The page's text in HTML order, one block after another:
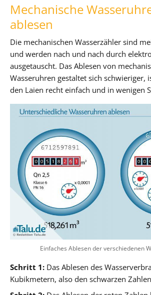
Mechanische
ablesen
Die mechanischen Wasserzähler sind
und werden nach und nach durch
ausgetauscht. Das Ablesen von
Wasseruhren gestaltet sich schwieriger,
den Laien recht einfach und in wenigen
Einfaches Ablesen der verschiedenen
Schritt 1: Das Ablesen des
Kubikmetern, also den schwarzen